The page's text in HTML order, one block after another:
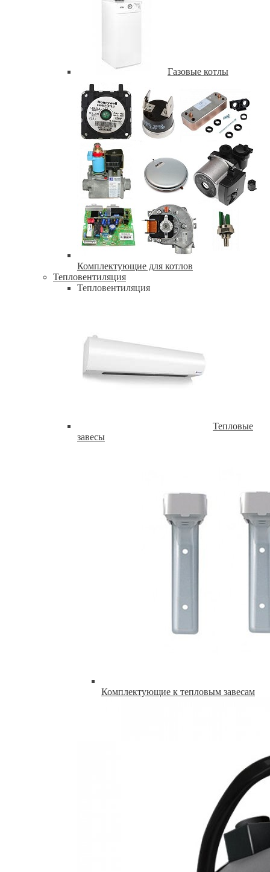
Газовые котлы
Комплектующие для котлов
Тепловентиляция
Тепловентиляция
Тепловые
завесы
Комплектующие к тепловым завесам